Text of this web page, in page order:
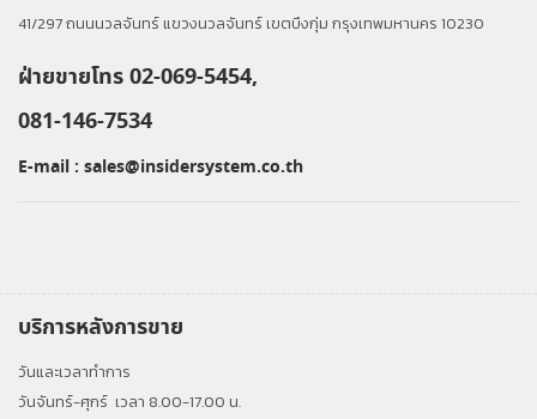
41/297 ถนนนวลจันทร์ แขวงนวลจันทร์ เขตบึงกุ่ม กรุงเทพมหานคร 10230
ฝ่ายขายโทร 02-069-5454,
081-146-7534
E-mail : sales@insidersystem.co.th
บริการหลังการขาย
วันและเวลาทำการ
วันจันทร์-ศุกร์ เวลา 8.00-17.00 น.